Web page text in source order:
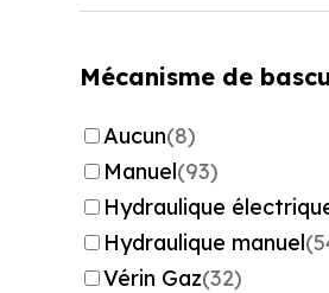
Mécanisme de
Aucun(8)
Manuel(93)
Hydraulique
Hydraulique manuel
Vérin Gaz(32)